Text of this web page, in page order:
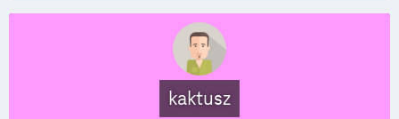
kaktusz